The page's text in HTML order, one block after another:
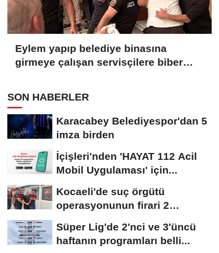
Eylem yapıp belediye binasına
girmeye çalışan servisçilere biber
SON HABERLER
Karacabey Belediyespor'dan 5
imza birden
İçişleri'nden 'HAYAT 112 Acil
Mobil Uygulaması' için...
Kocaeli'de suç örgütü
operasyonunun firari 2
Süper Lig'de 2'nci ve 3'üncü
haftanın programları belli...